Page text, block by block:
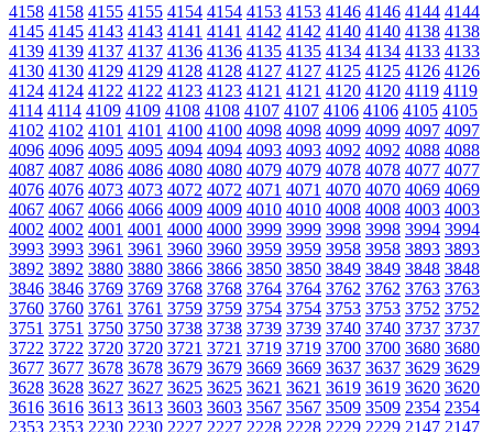
4158 4158 4155 4155 4154 4154 4153 4153 4146 4146 4144 4144
4145 4145 4143 4143 4141 4141 4142 4142 4140 4140 4138 4138
4139 4139 4137 4137 4136 4136 4135 4135 4134 4134 4133 4133
4130 4130 4129 4129 4128 4128 4127 4127 4125 4125 4126 4126
4124 4124 4122 4122 4123 4123 4121 4121 4120 4120 4119 4119
4114 4114 4109 4109 4108 4108 4107 4107 4106 4106 4105 4105
4102 4102 4101 4101 4100 4100 4098 4098 4099 4099 4097 4097
4096 4096 4095 4095 4094 4094 4093 4093 4092 4092 4088 4088
4087 4087 4086 4086 4080 4080 4079 4079 4078 4078 4077 4077
4076 4076 4073 4073 4072 4072 4071 4071 4070 4070 4069 4069
4067 4067 4066 4066 4009 4009 4010 4010 4008 4008 4003 4003
4002 4002 4001 4001 4000 4000 3999 3999 3998 3998 3994 3994
3993 3993 3961 3961 3960 3960 3959 3959 3958 3958 3893 3893
3892 3892 3880 3880 3866 3866 3850 3850 3849 3849 3848 3848
3846 3846 3769 3769 3768 3768 3764 3764 3762 3762 3763 3763
3760 3760 3761 3761 3759 3759 3754 3754 3753 3753 3752 3752
3751 3751 3750 3750 3738 3738 3739 3739 3740 3740 3737 3737
3722 3722 3720 3720 3721 3721 3719 3719 3700 3700 3680 3680
3677 3677 3678 3678 3679 3679 3669 3669 3637 3637 3629 3629
3628 3628 3627 3627 3625 3625 3621 3621 3619 3619 3620 3620
3616 3616 3613 3613 3603 3603 3567 3567 3509 3509 2354 2354
2353 2353 2230 2230 2227 2227 2228 2228 2229 2229 2147 2147